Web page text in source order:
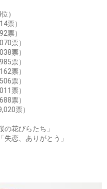
）
票）
票）
票）
票）
票）
票）
票）
票）
票）
票）
の花びらたち」
失恋、ありがとう」